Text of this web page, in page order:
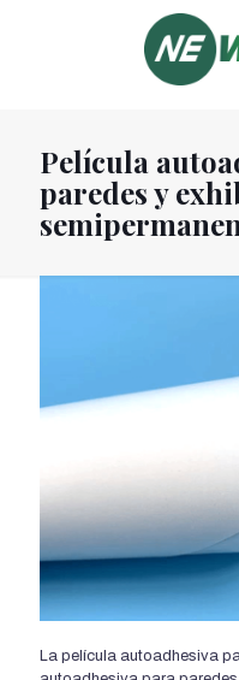
Película
paredes y
La película autoadhesiva